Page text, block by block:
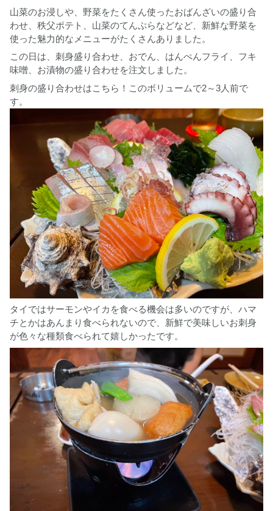
山菜のお浸しや、野菜をたくさん使ったおばんざいの盛り合
わせ、秩父ポテト、山菜のてんぷらなどなど、新鮮な野菜を
使った魅力的なメニューがたくさんありました。
この日は、刺身盛り合わせ、おでん、はんぺんフライ、フキ
味噌、お漬物の盛り合わせを注文しました。
刺身の盛り合わせはこちら！このボリュームで2～3人前で
す。
タイではサーモンやイカを食べる機会は多いのですが、ハマ
チとかはあんまり食べられないので、新鮮で美味しいお刺身
が色々な種類食べられて嬉しかったです。